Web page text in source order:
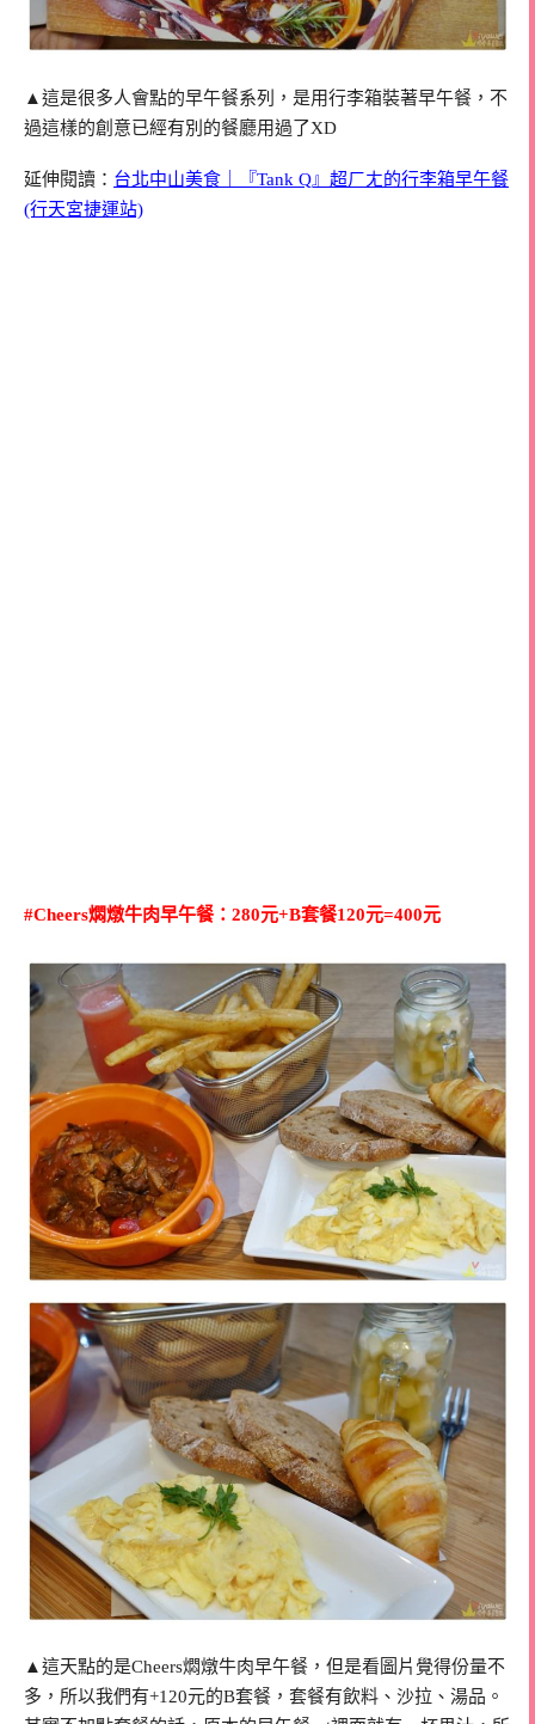
▲這是很多人會點的早午餐系列，是用行李箱裝著早午餐，不
過這樣的創意已經有別的餐廳用過了XD
延伸閱讀： 台北中山美食｜『Tank Q』超ㄏㄤ的行李箱早午餐
(行天宮捷運站)
#Cheers燜燉牛肉早午餐：280元+B套餐120元=400元
▲這天點的是Cheers燜燉牛肉早午餐，但是看圖片覺得份量不
多，所以我們有+120元的B套餐，套餐有飲料、沙拉、湯品。